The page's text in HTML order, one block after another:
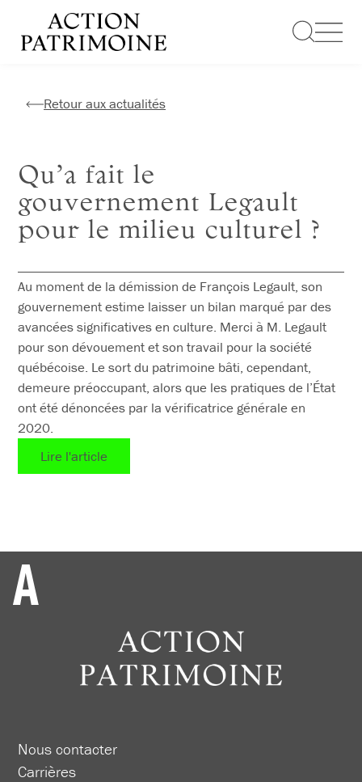
contenu
Retour aux actualités
Qu’a fait le
gouvernement Legault
pour le milieu culturel ?
Au moment de la démission de François Legault, son
gouvernement estime laisser un bilan marqué par des
avancées significatives en culture. Merci à M. Legault
pour son dévouement et son travail pour la société
québécoise. Le sort du patrimoine bâti, cependant,
demeure préoccupant, alors que les pratiques de l’État
ont été dénoncées par la vérificatrice générale en
2020.
Lire l'article
Nous contacter
Carrières